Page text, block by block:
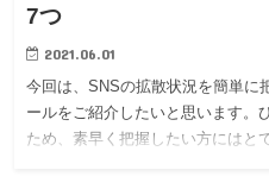
7つ
2021.06.01
今回は、SNSの拡散状況を簡単に
ールをご紹介したいと思います。
ため、素早く把握したい方にはと